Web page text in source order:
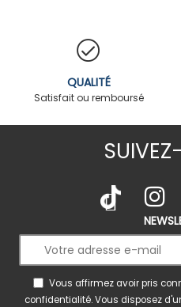
QUALITÉ
Satisfait ou remboursé
Vous affirmez avoir pris
confidentialité. Vous disposez